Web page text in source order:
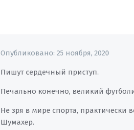
Опубликовано:25 ноября, 2020
Пишут сердечный приступ.
Печально конечно, великий
Не зря в мире спорта, практически
Шумахер.